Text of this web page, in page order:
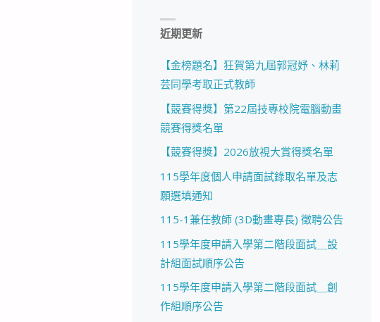
近期更新
【金榜題名】狂賀第九屆郭冠妤、林莉
芸同學考取正式教師
【競賽得獎】第22屆技專校院電腦動畫
競賽得獎名單
【競賽得獎】2026放視大賞得獎名單
115學年度個人申請面試錄取名單及志
願選填通知
115-1兼任教師 (3D動畫專長) 徵聘公告
115學年度申請入學第二階段面試＿設
計組面試順序公告
115學年度申請入學第二階段面試＿創
作組順序公告